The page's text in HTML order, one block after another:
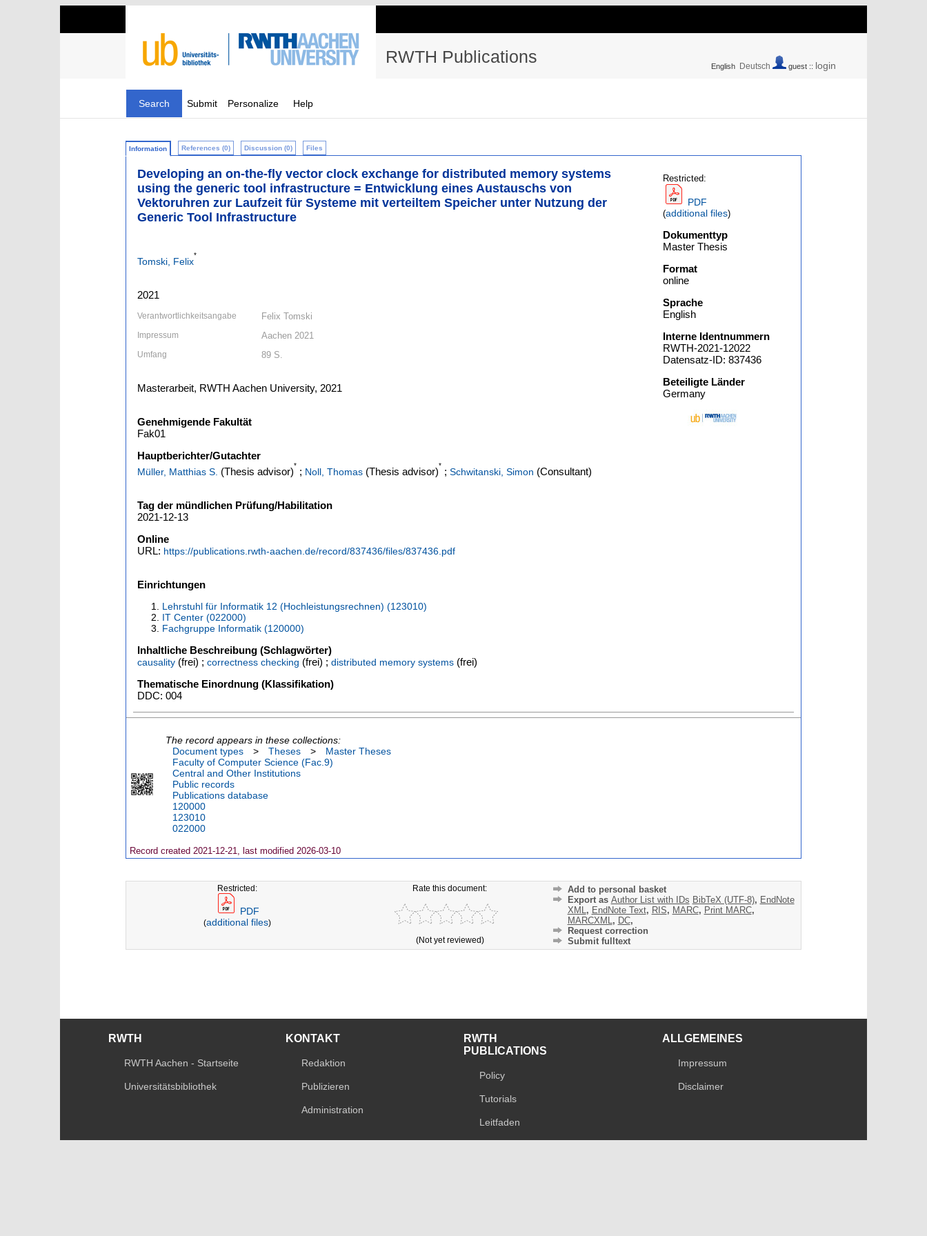
RWTH Publications English Deutsch guest :: login
Search Submit Personalize Help
Information References (0) Discussion (0) Files
Developing an on-the-fly vector clock exchange for distributed memory systems
using the generic tool infrastructure = Entwicklung eines Austauschs von
Vektoruhren zur Laufzeit für Systeme mit verteiltem Speicher unter Nutzung der
Generic Tool Infrastructure
Tomski, Felix
*
2021
Verantwortlichkeitsangabe Felix Tomski
Impressum Aachen 2021
Umfang 89 S.
Masterarbeit, RWTH Aachen University, 2021
Genehmigende Fakultät
Fak01
Hauptberichter/Gutachter
Müller, Matthias S. (Thesis advisor)
*
; Noll, Thomas (Thesis advisor)
*
; Schwitanski, Simon (Consultant)
Tag der mündlichen Prüfung/Habilitation
2021-12-13
Online
URL: https://publications.rwth-aachen.de/record/837436/files/837436.pdf
Einrichtungen
Lehrstuhl für Informatik 12 (Hochleistungsrechnen) (123010)
IT Center (022000)
Fachgruppe Informatik (120000)
Inhaltliche Beschreibung (Schlagwörter)
causality (frei) ; correctness checking (frei) ; distributed memory systems (frei)
Thematische Einordnung (Klassifikation)
DDC: 004
Restricted:
PDF
(additional files)
Dokumenttyp
Master Thesis
Format
online
Sprache
English
Interne Identnummern
RWTH-2021-12022
Datensatz-ID: 837436
Beteiligte Länder
Germany
The record appears in these collections:
Document types
> Theses >
Master Theses
Faculty of Computer Science (Fac.9)
Central and Other Institutions
Public records
Publications database
120000
123010
022000
Record created 2021-12-21, last modified 2026-03-10
Restricted:
PDF
(additional files)
Rate this document:
(Not yet reviewed)
Add to personal basket
Export as Author List with IDs BibTeX (UTF-8), EndNote
XML , EndNote Text, RIS, MARC, Print MARC,
MARCXML , DC,
Request correction
Submit fulltext
RWTH
RWTH Aachen - Startseite
Universitätsbibliothek
KONTAKT
Redaktion
Publizieren
Administration
RWTH
PUBLICATIONS
Policy
Tutorials
Leitfaden
ALLGEMEINES
Impressum
Disclaimer